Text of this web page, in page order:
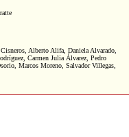
Alberto Alifa, Daniela Alvarado,
Carmen Julia Álvarez, Pedro
Marcos Moreno, Salvador Villegas,